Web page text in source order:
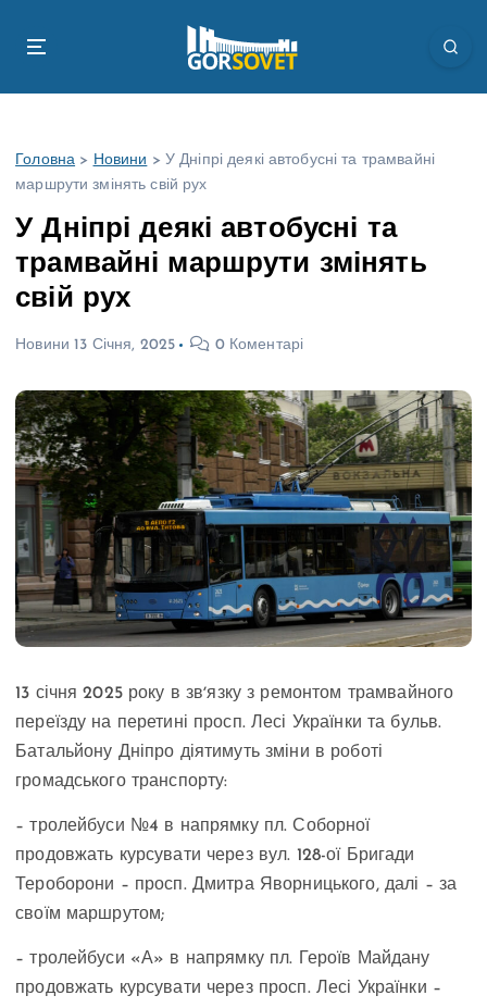
Головна > Новини > У Дніпрі деякі автобусні та трамвайні
маршрути змінять свій рух
У Дніпрі деякі автобусні та
трамвайні маршрути змінять
свій рух
Новини 13 Січня, 2025 0 Коментарі
13 січня 2025 року в звʼязку з ремонтом трамвайного
переїзду на перетині просп. Лесі Українки та бульв.
Батальйону Дніпро діятимуть зміни в роботі
громадського транспорту:
– тролейбуси №4 в напрямку пл. Соборної
продовжать курсувати через вул. 128-ої Бригади
Тероборони – просп. Дмитра Яворницького, далі – за
своїм маршрутом;
– тролейбуси «А» в напрямку пл. Героїв Майдану
продовжать курсувати через просп. Лесі Українки –